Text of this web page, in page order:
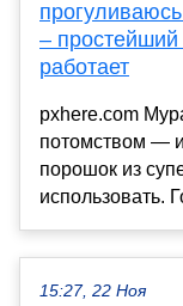
–
работает
pxhere.com
потомством —
порошок из
использовать.
15:27, 22 Ноя